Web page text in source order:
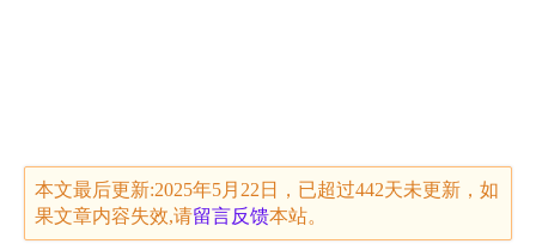
本文最后更新:2025年5月22日，已超过442天未更新，如
果文章内容失效,请留言反馈本站。